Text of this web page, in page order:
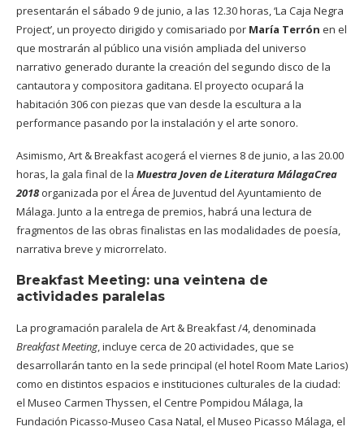
presentarán el sábado 9 de junio, a las 12.30 horas, ‘La Caja Negra
Project’, un proyecto dirigido y comisariado por María Terrón en el
que mostrarán al público una visión ampliada del universo
narrativo generado durante la creación del segundo disco de la
cantautora y compositora gaditana. El proyecto ocupará la
habitación 306 con piezas que van desde la escultura a la
performance pasando por la instalación y el arte sonoro.
Asimismo, Art & Breakfast acogerá el viernes 8 de junio, a las 20.00
horas, la gala final de la Muestra Joven de Literatura MálagaCrea
2018 organizada por el Área de Juventud del Ayuntamiento de
Málaga. Junto a la entrega de premios, habrá una lectura de
fragmentos de las obras finalistas en las modalidades de poesía,
narrativa breve y microrrelato.
Breakfast Meeting: una veintena de
actividades paralelas
La programación paralela de Art & Breakfast /4, denominada
Breakfast Meeting, incluye cerca de 20 actividades, que se
desarrollarán tanto en la sede principal (el hotel Room Mate Larios)
como en distintos espacios e instituciones culturales de la ciudad:
el Museo Carmen Thyssen, el Centre Pompidou Málaga, la
Fundación Picasso-Museo Casa Natal, el Museo Picasso Málaga, el